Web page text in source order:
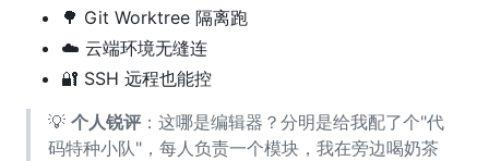
🌳 Git Worktree 隔离跑
☁️ 云端环境无缝连
🔐 SSH 远程也能控
💡 个人锐评 ：这哪是编辑器？分明是给我配了个"代
码特种小队"，每人负责一个模块，我在旁边喝奶茶